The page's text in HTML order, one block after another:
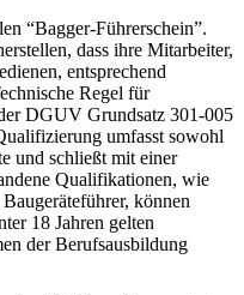
“Bagger-Führerschein”.
dass ihre Mitarbeiter,
entsprechend
Regel für
DGUV Grundsatz 301-005
umfasst sowohl
und schließt mit einer
Qualifikationen, wie
können
18 Jahren gelten
der Berufsausbildung